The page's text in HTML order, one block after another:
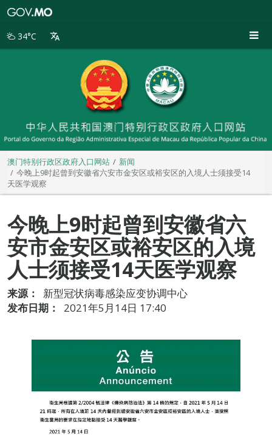
别
34°C
澳门特别行政区政府入口网站
新闻
今晚上9时起曾到安徽省六安市金安区或裕安区的入境人士须接受14
天医学观察
今晚上9时起曾到安徽省六
安市金安区或裕安区的入境
人士须接受14天医学观察
来源：
新型冠状病毒感染应变协调中心
发布日期：
2021年5月14日 17:40